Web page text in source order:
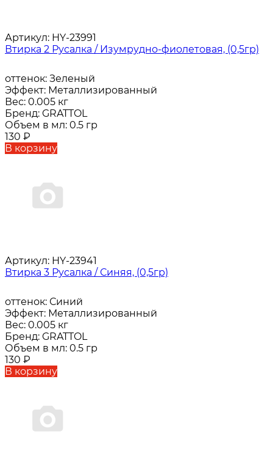
Артикул: HY-23991
Втирка 2 Русалка / Изумрудно-фиолетовая, (0,5гр)
оттенок: Зеленый
Эффект: Металлизированный
Вес: 0.005 кг
Бренд: GRATTOL
Объем в мл: 0.5 гр
130 ₽
В корзину
Артикул: HY-23941
Втирка 3 Русалка / Синяя, (0,5гр)
оттенок: Синий
Эффект: Металлизированный
Вес: 0.005 кг
Бренд: GRATTOL
Объем в мл: 0.5 гр
130 ₽
В корзину